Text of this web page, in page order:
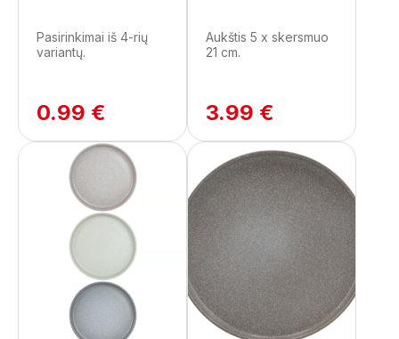
Pasirinkimai iš 4-rių
variantų.
0.99 €
Aukštis 5 x skersmuo
21 cm.
3.99 €